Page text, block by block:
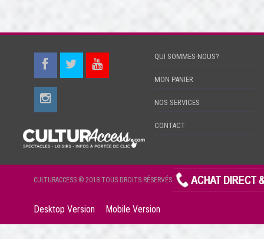
QUI SOMMES-NOUS?
MON PANIER
NOS SERVICES
CONTACT
CULTURACCESS © 2018 TOUS DROITS RÉSERVÉS
Desktop Version Mobile Version